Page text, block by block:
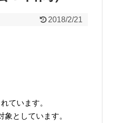
2018/2/21
ています。
としています。